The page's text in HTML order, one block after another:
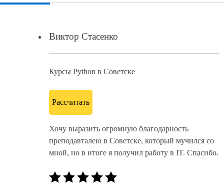
Виктор Стасенко
Курсы Python в Советске
Рассчитать
Хочу выразить огромную благодарность
преподавталею в Советске, который мучился со
мной, но в итоге я получил работу в IT. Спасибо.